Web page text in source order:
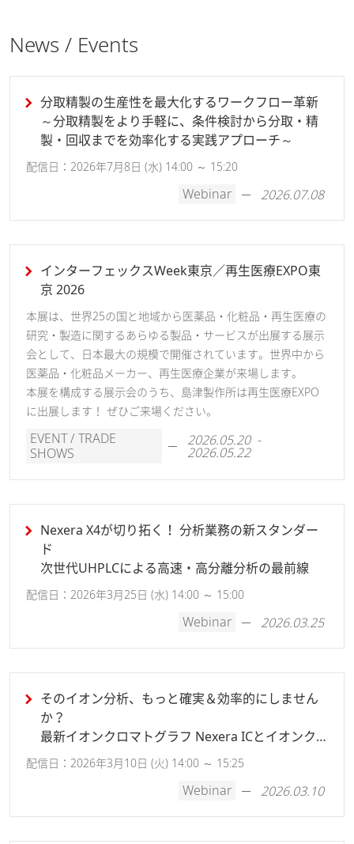
News / Events
分取精製の生産性を最大化するワークフロー革新
～分取精製をより手軽に、条件検討から分取・精
製・回収までを効率化する実践アプローチ～
配信日：2026年7月8日 (水) 14:00 ～ 15:20
Webinar 2026.07.08
インターフェックスWeek東京／再生医療EXPO東
京 2026
本展は、世界25の国と地域から医薬品・化粧品・再生医療の
研究・製造に関するあらゆる製品・サービスが出展する展示
会として、日本最大の規模で開催されています。世界中から
医薬品・化粧品メーカー、再生医療企業が来場します。
本展を構成する展示会のうち、島津製作所は再生医療EXPO
に出展します！ ぜひご来場ください。
EVENT / TRADE
SHOWS
2026.05.20 -
2026.05.22
Nexera X4が切り拓く！ 分析業務の新スタンダー
ド
次世代UHPLCによる高速・高分離分析の最前線
配信日：2026年3月25日 (水) 14:00 ～ 15:00
Webinar 2026.03.25
そのイオン分析、もっと確実＆効率的にしません
か？
最新イオンクロマトグラフ Nexera ICとイオンク
ロマトグラフィーの基礎とノウハウのご紹介
配信日：2026年3月10日 (火) 14:00 ～ 15:25
Webinar 2026.03.10